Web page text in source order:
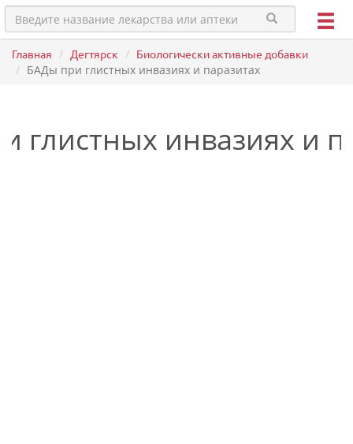
Главная Дегтярск Биологически активные добавки
БАДы при глистных инвазиях и паразитах
глистных инвазиях и